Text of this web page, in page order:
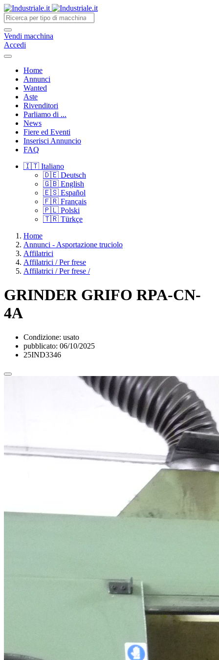
Vendi macchina
Accedi
Home
Annunci
Wanted
Aste
Rivenditori
Parliamo di ...
News
Fiere ed Eventi
Inserisci Annuncio
FAQ
🇮🇹 Italiano
🇩🇪 Deutsch
🇬🇧 English
🇪🇸 Español
🇫🇷 Français
🇵🇱 Polski
🇹🇷 Türkçe
Home
Annunci - Asportazione truciolo
Affilatrici
Affilatrici / Per frese
Affilatrici / Per frese /
GRINDER GRIFO RPA-CN-
4A
Condizione: usato
pubblicato: 06/10/2025
25IND3346